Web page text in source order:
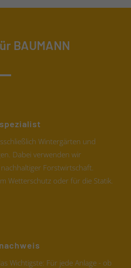
BAUMANN
Wintergärten und
Dabei verwenden wir
Forstwirtschaft.
Wetterschutz oder für die Statik.
Wichtigste: Für jede Anlage - ob